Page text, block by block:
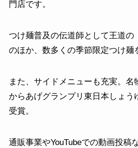
門店です。
つけ麺普及の伝道師として王道の
のほか、数多くの季節限定つけ麺
また、サイドメニューも充実。名
からあげグランプリ東日本しょう
受賞。
通販事業やYouTubeでの動画投稿